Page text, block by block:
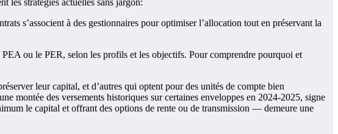
les stratégies actuelles sans jargon:
s’associent à des gestionnaires pour optimiser l’allocation tout en préservant la
ou le PER, selon les profils et les objectifs. Pour comprendre pourquoi et
leur capital, et d’autres qui optent pour des unités de compte bien
montée des versements historiques sur certaines enveloppes en 2024-2025, signe
le capital et offrant des options de rente ou de transmission — demeure une